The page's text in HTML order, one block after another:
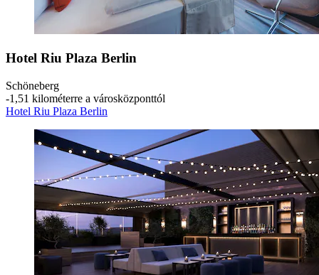
Hotel Riu Plaza Berlin
Schöneberg
‐1,51 kilométerre a városközponttól
Hotel Riu Plaza Berlin